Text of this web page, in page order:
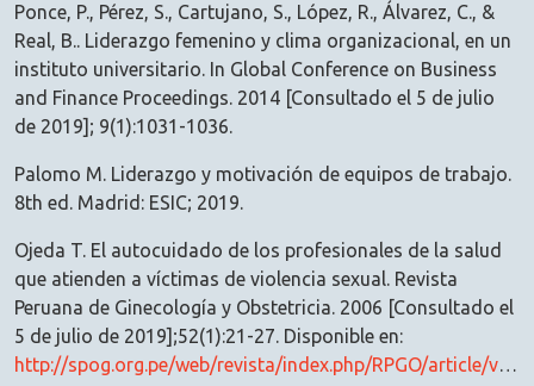
Ponce, P., Pérez, S., Cartujano, S., López, R., Álvarez, C., &
Real, B.. Liderazgo femenino y clima organizacional, en un
instituto universitario. In Global Conference on Business
and Finance Proceedings. 2014 [Consultado el 5 de julio
de 2019]; 9(1):1031-1036.
Palomo M. Liderazgo y motivación de equipos de trabajo.
8th ed. Madrid: ESIC; 2019.
Ojeda T. El autocuidado de los profesionales de la salud
que atienden a víctimas de violencia sexual. Revista
Peruana de Ginecología y Obstetricia. 2006 [Consultado el
5 de julio de 2019];52(1):21-27. Disponible en:
http://spog.org.pe/web/revista/index.php/RPGO/article/view/347/319